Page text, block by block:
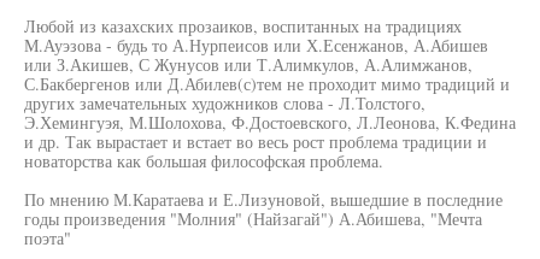
Любой из казахских прозаиков, воспитанных на традициях
М.Ауэзова - будь то А.Нурпеисов или Х.Есенжанов, А.Абишев
или З.Акишев, С Жунусов или Т.Алимкулов, А.Алимжанов,
С.Бакбергенов или Д.Абилев(с)тем не проходит мимо традиций и
других замечательных художников слова - Л.Толстого,
Э.Хемингуэя, М.Шолохова, Ф.Достоевского, Л.Леонова, К.Федина
и др. Так вырастает и встает во весь рост проблема традиции и
новаторства как большая философская проблема.
По мнению М.Каратаева и Е.Лизуновой, вышедшие в последние
годы произведения "Молния" (Найзагай") А.Абишева, "Мечта
поэта"